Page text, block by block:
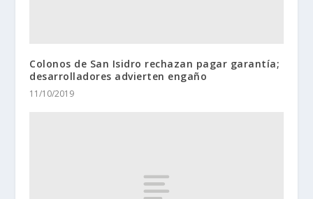
Colonos de San Isidro rechazan pagar garantía;
desarrolladores advierten engaño
11/10/2019